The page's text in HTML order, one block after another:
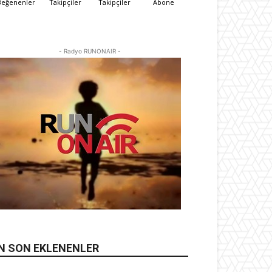
Takipçiler Takipçiler Abone
- Radyo RUNONAIR -
SON EKLENENLER